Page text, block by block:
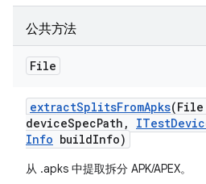
公共方法
File
extractSplitsFromApks(File
deviceSpecPath , ITest
Info buildInfo)
从 .apks 中提取拆分 APK/APEX。